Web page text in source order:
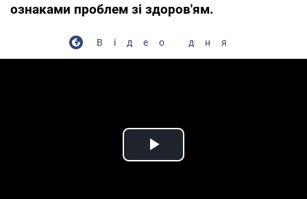
ознаками проблем зі здоров'ям.
Відео дня
Play Video